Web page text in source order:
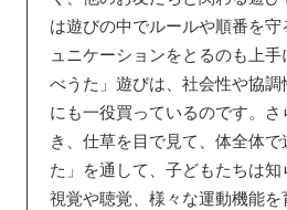
は遊びの中でルールや順番を守
ュニケーションをとるのも上
べうた」遊びは、社会性や協調
にも一役買っているのです。
き、仕草を目で見て、体全体で
た」を通して、子どもたちは
視覚や聴覚、様々な運動機能